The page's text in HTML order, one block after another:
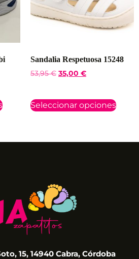
Sandalia Respetuosa 15248
53,95€ 35,00 €
Seleccionar opciones
15, 14940 Cabra, Córdoba